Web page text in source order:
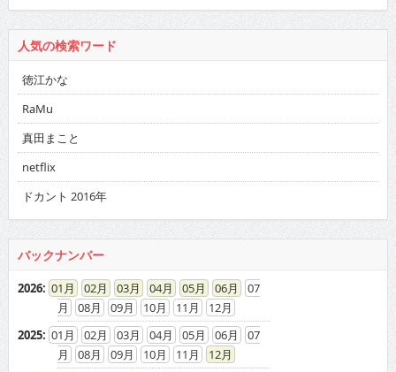
人気の検索ワード
徳江かな
RaMu
真田まこと
netflix
ドカント 2016年
バックナンバー
2026: 01 02 03 04 05 06
07
08
09 10 11
12
2025: 01 02 03 04 05 06
07
08
09 10 11
12